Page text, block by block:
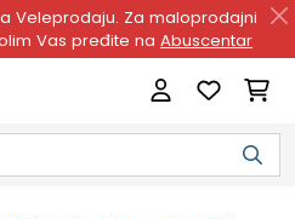
Veleprodaju. Za maloprodajni
Vas pređite na Abuscentar